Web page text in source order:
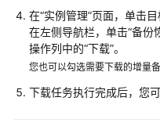
内
核
介
绍
在“实例管理”页面，单击目
在左侧导航栏，单击“备份
操作列中的“下载”。
您也可以勾选需要下载的增量
下载任务执行完成后，您